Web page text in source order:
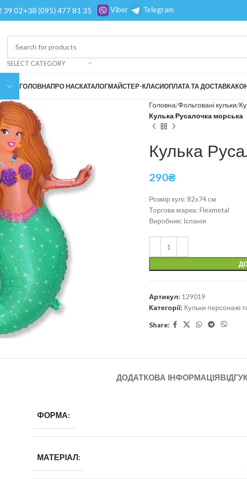
39 02+38 (095) 477 81 35 Viber Telegram
SELECT CATEGORY
ГОЛОВНАПРО НАСКАТАЛОГМАЙСТЕР-КЛАСИОПЛАТА ТА ДОСТАВКА
Головна Фольговані кульки
Кулька Русалочка морська
Кулька
290₴
Розмір кулі: 82х74 см
Торгова марка: Flexmetal
Виробник: Іспанія
Артикул: 129019
Категорії: Кульки персонажі
Share:
ДОДАТКОВА ІНФОРМАЦІЯ
ФОРМА:
МАТЕРІАЛ: